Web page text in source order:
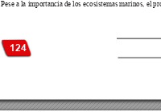
124
Pese a la importancia de los ecosistemas marinos, el